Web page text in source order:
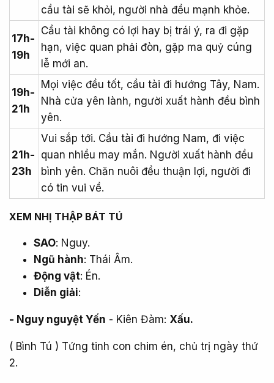
cầu tài sẽ khỏi, người nhà đều mạnh khỏe.
17h-
19h
Cầu tài không có lợi hay bị trái ý, ra đi gặp
hạn, việc quan phải đòn, gặp ma quỷ cúng
lễ mới an.
19h-
21h
Mọi việc đều tốt, cầu tài đi hướng Tây, Nam.
Nhà cửa yên lành, người xuất hành đều bình
yên.
21h-
23h
Vui sắp tới. Cầu tài đi hướng Nam, đi việc
quan nhiều may mắn. Người xuất hành đều
bình yên. Chăn nuôi đều thuận lợi, người đi
có tin vui về.
XEM NHỊ THẬP BÁT TÚ​
SAO: Nguy.
Ngũ hành: Thái Âm.
Động vật: Én.
Diễn giải:
- Nguy nguyệt Yến - Kiên Đàm: Xấu.
( Bình Tú ) Tứng tinh con chim én, chủ trị ngày thứ
2.